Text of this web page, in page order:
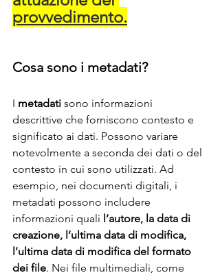
provvedimento.
Cosa sono i metadati?
I metadati sono informazioni
descrittive che forniscono contesto e
significato ai dati. Possono variare
notevolmente a seconda dei dati o del
contesto in cui sono utilizzati. Ad
esempio, nei documenti digitali, i
metadati possono includere
informazioni quali l’autore, la data di
creazione, l’ultima data di modifica,
l’ultima data di modifica del formato
dei file. Nei file multimediali, come